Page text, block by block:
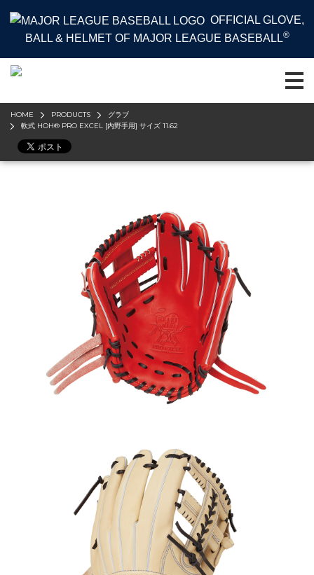
OFFICIAL GLOVE,
BALL & HELMET OF MAJOR LEAGUE BASEBALL®
HOME PRODUCTS
グラブ
軟式 HOH® PRO EXCEL [内野手用] サイズ 11.62